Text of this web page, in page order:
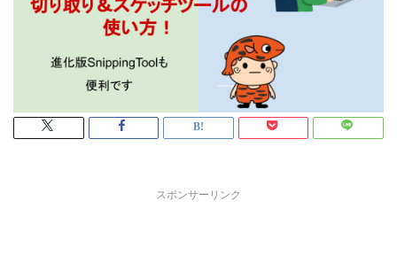
スポンサーリンク